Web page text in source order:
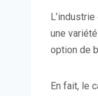
une
option de
En fait, le